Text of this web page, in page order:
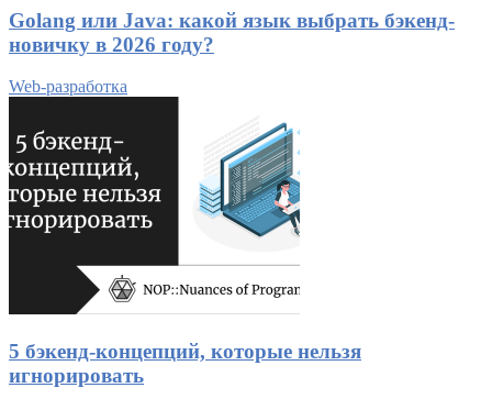
Golang или Java: какой язык выбрать бэкенд-
новичку в 2026 году?
Web-разработка
5 бэкенд-концепций, которые нельзя
игнорировать